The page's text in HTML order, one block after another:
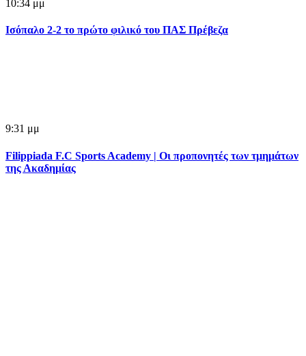
10:34 μμ
Ισόπαλο 2-2 το πρώτο φιλικό του ΠΑΣ Πρέβεζα
9:31 μμ
Filippiada F.C Sports Academy | Οι προπονητές των τμημάτων
της Ακαδημίας